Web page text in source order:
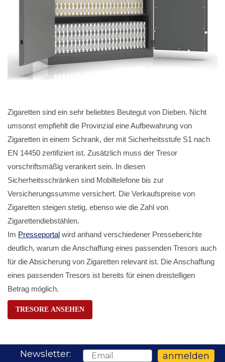
Zigaretten sind ein sehr beliebtes Beutegut von Dieben. Nicht
umsonst empfiehlt die Provinzial eine Aufbewahrung von
Zigaretten in einem Schrank, der mit Sicherheitsstufe S1 nach
EN 14450 zertifiziert ist. Zusätzlich muss der Tresor
vorschriftsmäßig verankert sein. In diesen
Sicherheitsschränken sind Mobiltelefone bis zur
Versicherungssumme versichert. Die Verkaufspreise von
Zigaretten steigen stetig, ebenso wie die Zahl von
Zigarettendiebstählen.
Im Presseportal wird anhand verschiedener Presseberichte
deutlich, warum die Anschaffung eines passenden Tresors auch
für die Absicherung von Zigaretten relevant ist. Die Anschaffung
eines passenden Tresors ist bereits für einen dreistelligen
Betrag möglich.
TRESORE ANSEHEN
Newsletter: Email anmelden